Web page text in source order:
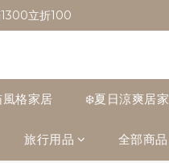
立折100
立折100
運  $1500宅配免運
立折100
格家居 ❄️夏日涼爽居家
旅行用品 全部商品